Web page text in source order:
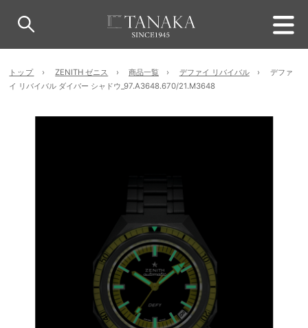
トップ ZENITH ゼニス 商品一覧 デファイ リバイバル
デファ
イ リバイバル ダイバー シャドウ_97.A3648.670/21.M3648